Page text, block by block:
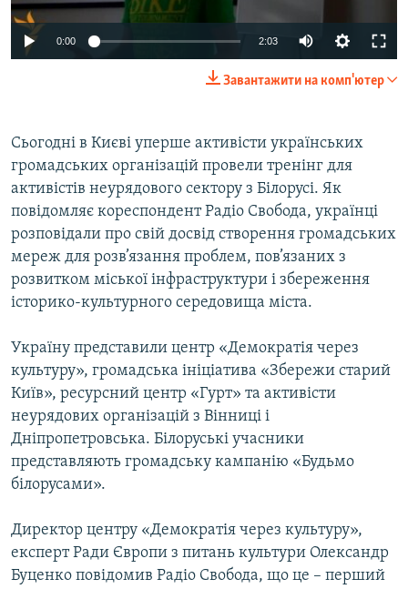
ВІДЕОУРОКИ «ELIFBE»
СВІДЧЕННЯ ОКУПАЦІЇ
Русский
Qırımtatar
Усі сайти RFE/RL
0:00 2:03
Завантажити на комп'ютер
Сьогодні в Києві уперше активісти українських
громадських організацій провели тренінг для
активістів неурядового сектору з Білорусі. Як
повідомляє кореспондент Радіо Свобода, українці
розповідали про свій досвід створення громадських
мереж для розв’язання проблем, пов’язаних з
розвитком міської інфраструктури і збереження
історико-культурного середовища міста.
Україну представили центр «Демократія через
культуру», громадська ініціатива «Збережи старий
Київ», ресурсний центр «Гурт» та активісти
неурядових організацій з Вінниці і
Дніпропетровська. Білоруські учасники
представляють громадську кампанію «Будьмо
білорусами».
Директор центру «Демократія через культуру»,
експерт Ради Європи з питань культури Олександр
Буценко повідомив Радіо Свобода, що це – перший